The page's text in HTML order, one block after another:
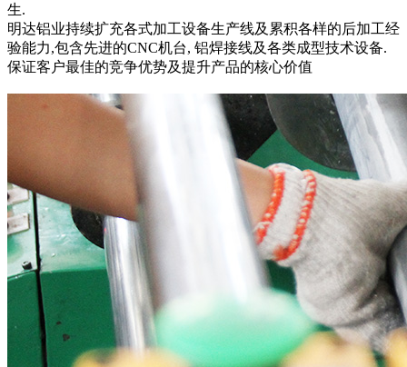
生.
明达铝业持续扩充各式加工设备生产线及累积各样的后加工经
验能力,包含先进的CNC机台, 铝焊接线及各类成型技术设备.
保证客户最佳的竞争优势及提升产品的核心价值